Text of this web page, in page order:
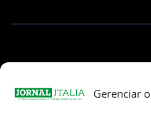
Gerenciar